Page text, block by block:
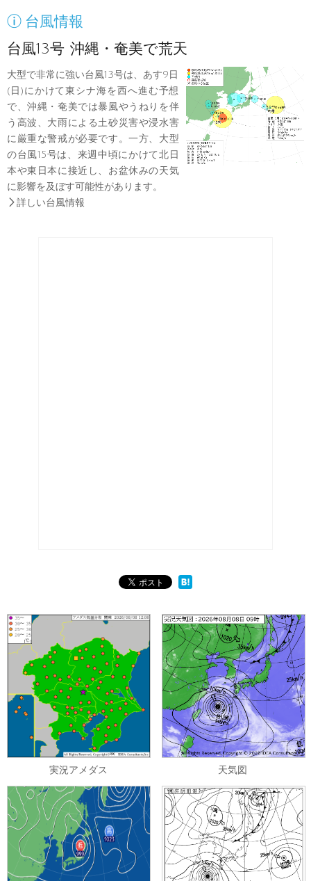
 台風情報
台風13号 沖縄・奄美で荒天
大型で非常に強い台風13号は、あす9日
(日)にかけて東シナ海を西へ進む予想
で、沖縄・奄美では暴風やうねりを伴
う高波、大雨による土砂災害や浸水害
に厳重な警戒が必要です。一方、大型
の台風15号は、来週中頃にかけて北日
本や東日本に接近し、お盆休みの天気
に影響を及ぼす可能性があります。
 詳しい台風情報
実況アメダス 天気図